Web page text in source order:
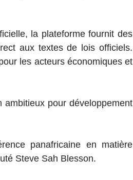
la plateforme fournit des
aux textes de lois officiels.
les acteurs économiques et
pour développement
panafricaine en matière
Steve Sah Blesson.